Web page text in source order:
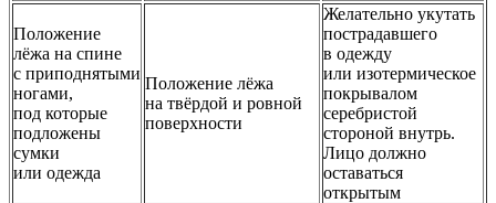
Положение
лёжа на спине
с приподнятыми
ногами,
под которые
подложены
сумки
или одежда
Положение лёжа
на твёрдой и ровной
поверхности
Желательно укутать
пострадавшего
в одежду
или изотермическое
покрывалом
серебристой
стороной внутрь.
Лицо должно
оставаться
открытым